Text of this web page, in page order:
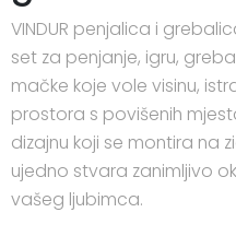
VINDUR penjalica i
set za penjanje, igru,
mačke koje vole visinu,
prostora s povišenih
dizajnu koji se montira na
ujedno stvara zanimljivo
vašeg ljubimca.